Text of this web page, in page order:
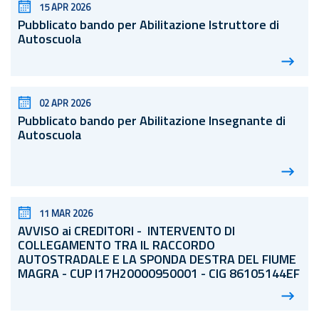
15 APR 2026
Pubblicato bando per Abilitazione Istruttore di
Autoscuola
02 APR 2026
Pubblicato bando per Abilitazione Insegnante di
Autoscuola
11 MAR 2026
AVVISO ai CREDITORI - INTERVENTO DI
COLLEGAMENTO TRA IL RACCORDO
AUTOSTRADALE E LA SPONDA DESTRA DEL FIUME
MAGRA - CUP I17H20000950001 - CIG 86105144EF